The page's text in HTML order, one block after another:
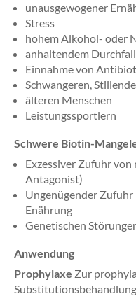
unausgewogener
Stress
hohem Alkohol- oder
anhaltendem Durchfall
Einnahme von
Schwangeren,
älteren Menschen
Leistungssportlern
Schwere Biotin-
Exzessiver Zufuhr
Antagonist)
Ungenügender
Enährung
Genetischen
Anwendung
Prophylaxe Zur